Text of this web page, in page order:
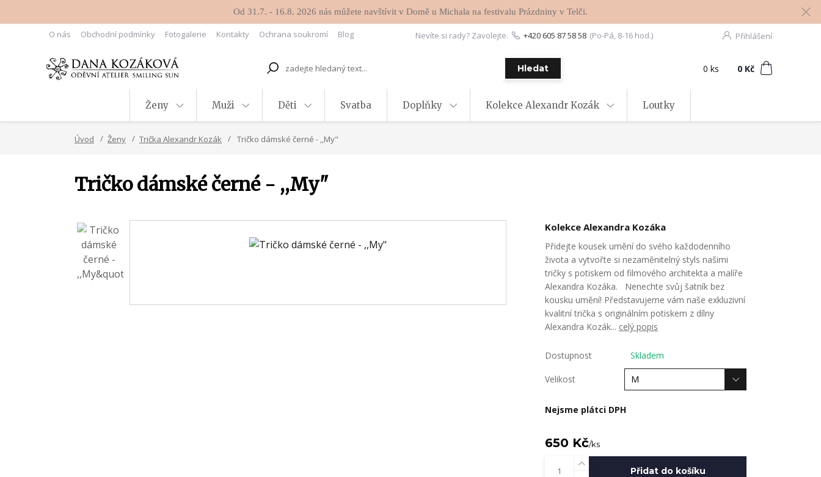
Od 31.7. - 16.8. 2026 nás můžete navštívit v Domě u Michala na festivalu Prázdniny v Telči.
O nás Obchodní podmínky Fotogalerie Kontakty Ochrana soukromí Blog Přihlášení
Hledat
Nevíte si rady? Zavolejte. +420 605 87 58 58 (Po-Pá, 8-16 hod.)
0 ks 0 Kč
Ženy Muži Děti Svatba Doplňky Kolekce Alexandr Kozák Loutky
Úvod Ženy Trička Alexandr Kozák Tričko dámské černé - ,,My"
Tričko dámské černé - ,,My"
Kolekce Alexandra Kozáka
Přidejte kousek umění do svého každodenního
života a vytvořte si nezaměnitelný styls našimi
tričky s potiskem od filmového architekta a malíře
Alexandra Kozáka. Nenechte svůj šatník bez
kousku umění! Představujeme vám naše exkluzivní
kvalitní trička s originálním potiskem z dílny
Alexandra Kozák... celý popis
Dostupnost Skladem
Velikost
Nejsme plátci DPH
650 Kč/ks
Přidat do košíku